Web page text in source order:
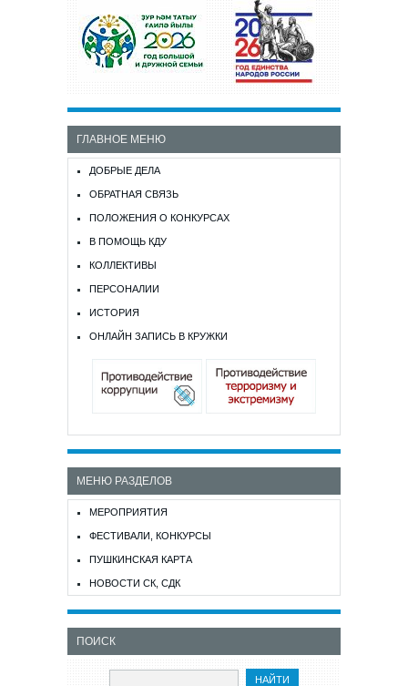
ГЛАВНОЕ МЕНЮ
ДОБРЫЕ ДЕЛА
ОБРАТНАЯ СВЯЗЬ
ПОЛОЖЕНИЯ О КОНКУРСАХ
В ПОМОЩЬ КДУ
КОЛЛЕКТИВЫ
ПЕРСОНАЛИИ
ИСТОРИЯ
ОНЛАЙН ЗАПИСЬ В КРУЖКИ
МЕНЮ РАЗДЕЛОВ
МЕРОПРИЯТИЯ
ФЕСТИВАЛИ, КОНКУРСЫ
ПУШКИНСКАЯ КАРТА
НОВОСТИ СК, СДК
ПОИСК